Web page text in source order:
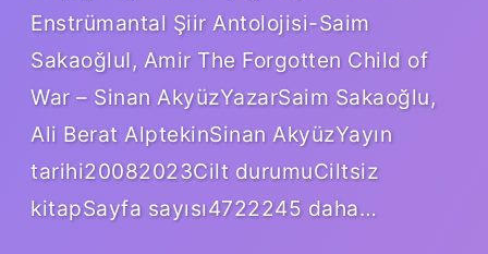
Enstrümantal Şiir Antolojisi-Saim
SakaoğluI, Amir The Forgotten Child of
War – Sinan AkyüzYazarSaim Sakaoğlu,
Ali Berat AlptekinSinan AkyüzYayın
tarihi20082023Cilt durumuCiltsiz
kitapSayfa sayısı4722245 daha…